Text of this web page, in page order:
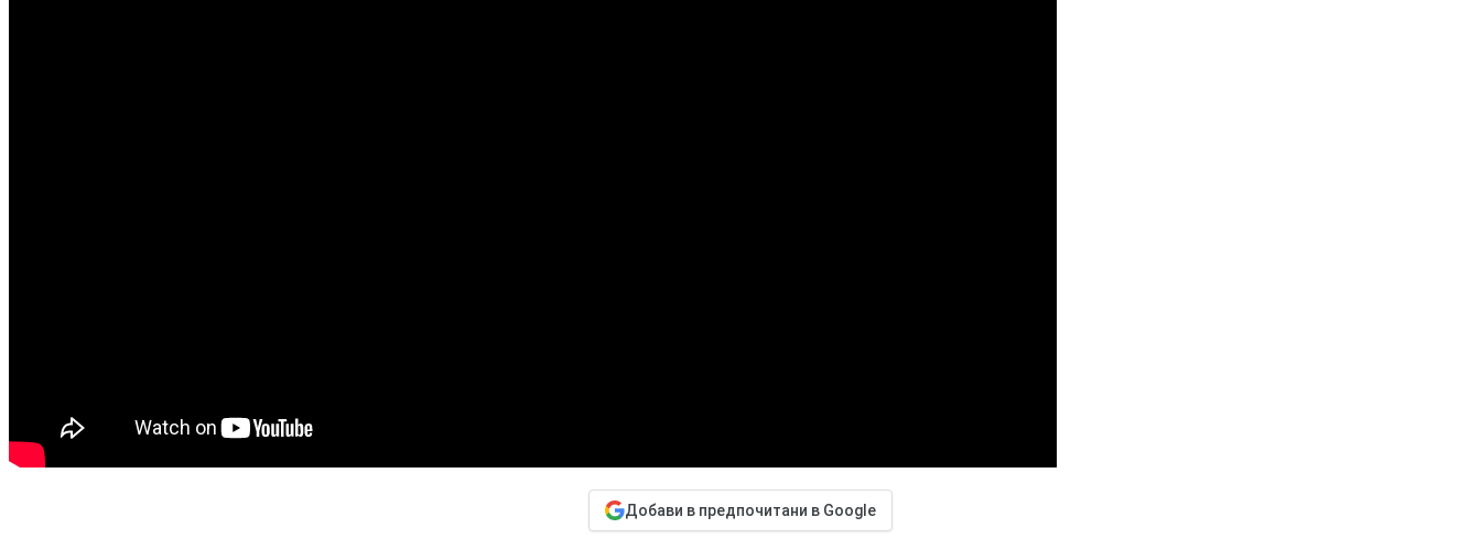
Добави в предпочитани в Google